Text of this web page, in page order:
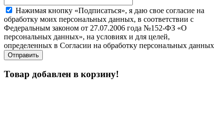
Нажимая кнопку «Подписаться», я даю свое согласие на
обработку моих персональных данных, в соответствии с
Федеральным законом от 27.07.2006 года №152-ФЗ «О
персональных данных», на условиях и для целей,
определенных в Согласии на обработку персональных данных
Товар добавлен в корзину!